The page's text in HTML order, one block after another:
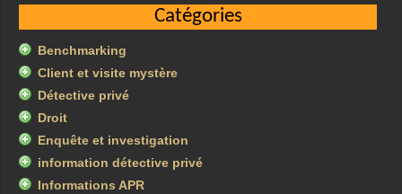
Catégories
Benchmarking
Client et visite mystère
Détective privé
Droit
Enquête et investigation
information détective privé
Informations APR